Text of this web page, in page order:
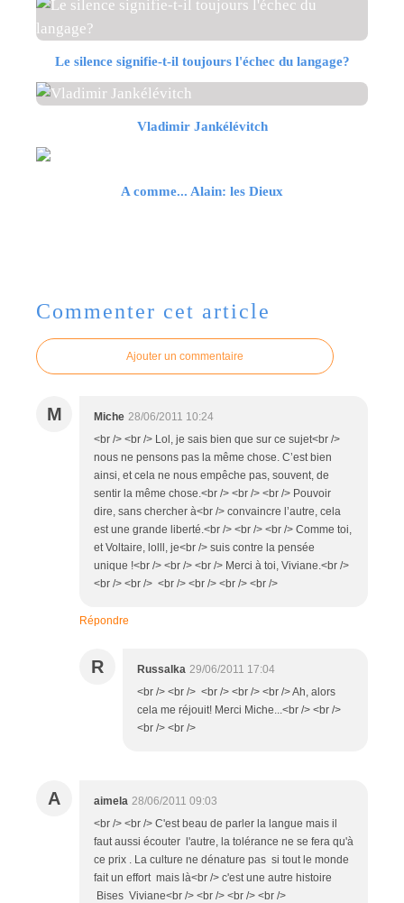
Le silence signifie-t-il toujours l'échec du langage?
Vladimir Jankélévitch
A comme... Alain: les Dieux
Commenter cet article
Ajouter un commentaire
M Miche 28/06/2011 10:24
<br /> <br /> Lol, je sais bien que sur ce sujet<br />
nous ne pensons pas la même chose. C’est bien
ainsi, et cela ne nous empêche pas, souvent, de
sentir la même chose.<br /> <br /> <br /> Pouvoir
dire, sans chercher à<br /> convaincre l’autre, cela
est une grande liberté.<br /> <br /> <br /> Comme toi,
et Voltaire, lolll, je<br /> suis contre la pensée
unique !<br /> <br /> <br /> Merci à toi, Viviane.<br />
<br /> <br /> <br /> <br /> <br /> <br />
Répondre
R Russalka 29/06/2011 17:04
<br /> <br /> <br /> <br /> <br /> Ah, alors
cela me réjouit! Merci Miche...<br /> <br />
<br /> <br />
A aimela 28/06/2011 09:03
<br /> <br /> C'est beau de parler la langue mais il
faut aussi écouter l'autre, la tolérance ne se fera qu'à
ce prix . La culture ne dénature pas si tout le monde
fait un effort mais là<br /> c'est une autre histoire
Bises Viviane<br /> <br /> <br /> <br />